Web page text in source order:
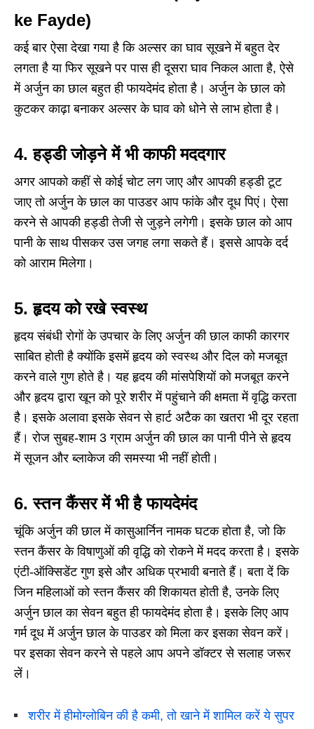
ke Fayde)
कई बार ऐसा देखा गया है कि अल्सर का घाव सूखने में बहुत देर
लगता है या फिर सूखने पर पास ही दूसरा घाव निकल आता है, ऐसे
में अर्जुन का छाल बहुत ही फायदेमंद होता है। अर्जुन के छाल को
कुटकर काढ़ा बनाकर अल्सर के घाव को धोने से लाभ होता है।
4.हड्डी जोड़ने में भी काफी मददगार
अगर आपको कहीं से कोई चोट लग जाए और आपकी हड्डी टूट
जाए तो अर्जुन के छाल का पाउडर आप फांके और दूध पिएं। ऐसा
करने से आपकी हड्डी तेजी से जुड़ने लगेगी। इसके छाल को आप
पानी के साथ पीसकर उस जगह लगा सकते हैं। इससे आपके दर्द
को आराम मिलेगा।
5.हृदय को रखे स्वस्थ
हृदय संबंधी रोगों के उपचार के लिए अर्जुन की छाल काफी कारगर
साबित होती है क्योंकि इसमें हृदय को स्वस्थ और दिल को मजबूत
करने वाले गुण होते है। यह हृदय की मांसपेशियों को मजबूत करने
और हृदय द्वारा खून को पूरे शरीर में पहुंचाने की क्षमता में वृद्धि करता
है। इसके अलावा इसके सेवन से हार्ट अटैक का खतरा भी दूर रहता
हैं। रोज सुबह-शाम 3 ग्राम अर्जुन की छाल का पानी पीने से हृदय
में सूजन और ब्लाकेज की समस्या भी नहीं होती।
6.स्‍तन कैंसर में भी है फायदेमंद
चूंकि अर्जुन की छाल में कासुआर्निन नामक घटक होता है, जो कि
स्तन कैंसर के विषाणुओं की वृद्धि को रोकने में मदद करता है। इसके
एंटी-ऑक्सिडेंट गुण इसे और अधिक प्रभावी बनाते हैं। बता दें कि
जिन महिलाओं को स्तन कैंसर की शिकायत होती है, उनके लिए
अर्जुन छाल का सेवन बहुत ही फायदेमंद होता है। इसके लिए आप
गर्म दूध में अर्जुन छाल के पाउडर को मिला कर इसका सेवन करें।
पर इसका सेवन करने से पहले आप अपने डॉक्टर से सलाह जरूर
लें।
शरीर में हीमोग्लोबिन की है कमी, तो खाने में शामिल करें ये सुपर